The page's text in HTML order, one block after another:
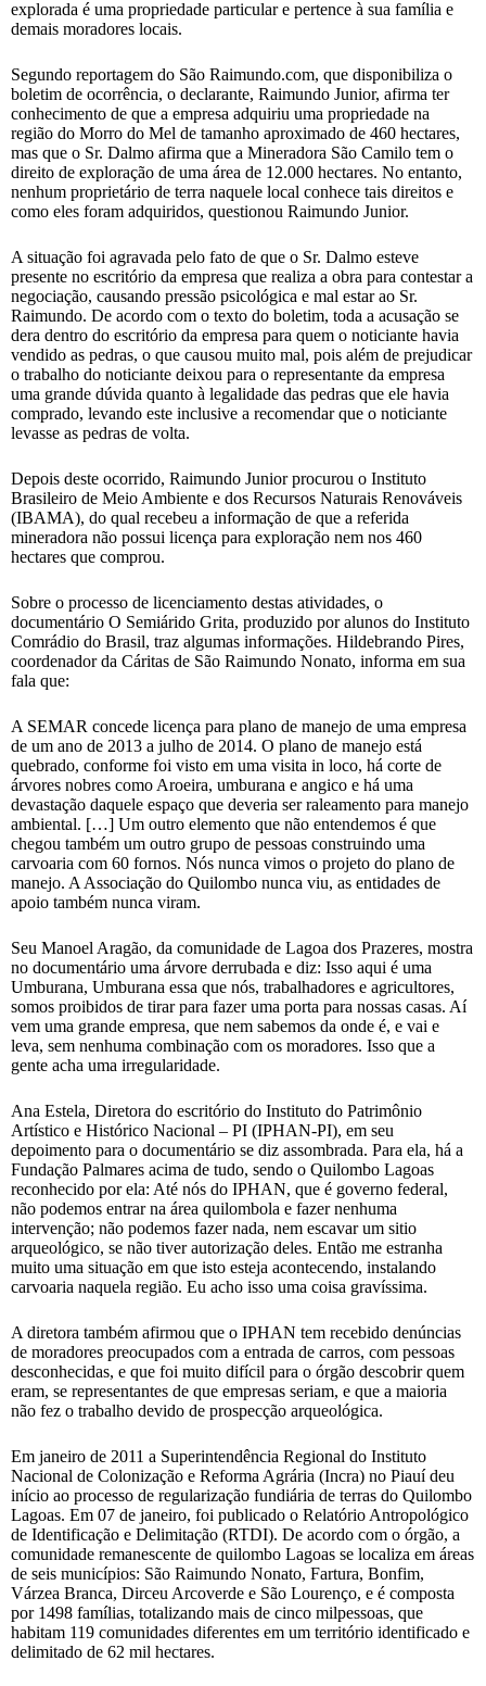
explorada é uma propriedade particular e pertence à sua família e
demais moradores locais.
Segundo reportagem do São Raimundo.com, que disponibiliza o
boletim de ocorrência, o declarante, Raimundo Junior, afirma ter
conhecimento de que a empresa adquiriu uma propriedade na
região do Morro do Mel de tamanho aproximado de 460 hectares,
mas que o Sr. Dalmo afirma que a Mineradora São Camilo tem o
direito de exploração de uma área de 12.000 hectares. No entanto,
nenhum proprietário de terra naquele local conhece tais direitos e
como eles foram adquiridos, questionou Raimundo Junior.
A situação foi agravada pelo fato de que o Sr. Dalmo esteve
presente no escritório da empresa que realiza a obra para contestar a
negociação, causando pressão psicológica e mal estar ao Sr.
Raimundo. De acordo com o texto do boletim, toda a acusação se
dera dentro do escritório da empresa para quem o noticiante havia
vendido as pedras, o que causou muito mal, pois além de prejudicar
o trabalho do noticiante deixou para o representante da empresa
uma grande dúvida quanto à legalidade das pedras que ele havia
comprado, levando este inclusive a recomendar que o noticiante
levasse as pedras de volta.
Depois deste ocorrido, Raimundo Junior procurou o Instituto
Brasileiro de Meio Ambiente e dos Recursos Naturais Renováveis
(IBAMA), do qual recebeu a informação de que a referida
mineradora não possui licença para exploração nem nos 460
hectares que comprou.
Sobre o processo de licenciamento destas atividades, o
documentário O Semiárido Grita, produzido por alunos do Instituto
Comrádio do Brasil, traz algumas informações. Hildebrando Pires,
coordenador da Cáritas de São Raimundo Nonato, informa em sua
fala que:
A SEMAR concede licença para plano de manejo de uma empresa
de um ano de 2013 a julho de 2014. O plano de manejo está
quebrado, conforme foi visto em uma visita in loco, há corte de
árvores nobres como Aroeira, umburana e angico e há uma
devastação daquele espaço que deveria ser raleamento para manejo
ambiental. […] Um outro elemento que não entendemos é que
chegou também um outro grupo de pessoas construindo uma
carvoaria com 60 fornos. Nós nunca vimos o projeto do plano de
manejo. A Associação do Quilombo nunca viu, as entidades de
apoio também nunca viram.
Seu Manoel Aragão, da comunidade de Lagoa dos Prazeres, mostra
no documentário uma árvore derrubada e diz: Isso aqui é uma
Umburana, Umburana essa que nós, trabalhadores e agricultores,
somos proibidos de tirar para fazer uma porta para nossas casas. Aí
vem uma grande empresa, que nem sabemos da onde é, e vai e
leva, sem nenhuma combinação com os moradores. Isso que a
gente acha uma irregularidade.
Ana Estela, Diretora do escritório do Instituto do Patrimônio
Artístico e Histórico Nacional – PI (IPHAN-PI), em seu
depoimento para o documentário se diz assombrada. Para ela, há a
Fundação Palmares acima de tudo, sendo o Quilombo Lagoas
reconhecido por ela: Até nós do IPHAN, que é governo federal,
não podemos entrar na área quilombola e fazer nenhuma
intervenção; não podemos fazer nada, nem escavar um sitio
arqueológico, se não tiver autorização deles. Então me estranha
muito uma situação em que isto esteja acontecendo, instalando
carvoaria naquela região. Eu acho isso uma coisa gravíssima.
A diretora também afirmou que o IPHAN tem recebido denúncias
de moradores preocupados com a entrada de carros, com pessoas
desconhecidas, e que foi muito difícil para o órgão descobrir quem
eram, se representantes de que empresas seriam, e que a maioria
não fez o trabalho devido de prospecção arqueológica.
Em janeiro de 2011 a Superintendência Regional do Instituto
Nacional de Colonização e Reforma Agrária (Incra) no Piauí deu
início ao processo de regularização fundiária de terras do Quilombo
Lagoas. Em 07 de janeiro, foi publicado o Relatório Antropológico
de Identificação e Delimitação (RTDI). De acordo com o órgão, a
comunidade remanescente de quilombo Lagoas se localiza em áreas
de seis municípios: São Raimundo Nonato, Fartura, Bonfim,
Várzea Branca, Dirceu Arcoverde e São Lourenço, e é composta
por 1498 famílias, totalizando mais de cinco milpessoas, que
habitam 119 comunidades diferentes em um território identificado e
delimitado de 62 mil hectares.